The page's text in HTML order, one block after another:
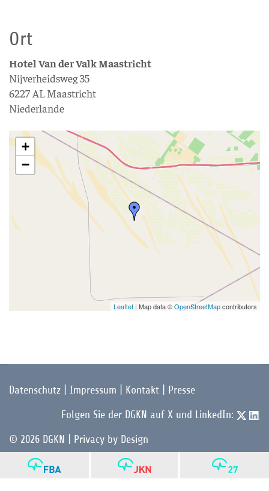
Ort
Hotel Van der Valk Maastricht
Nijverheidsweg 35
6227 AL Maastricht
Niederlande
+
−
Leaflet | Map data ©OpenStreetMapcontributors
Datenschutz Impressum Kontakt Presse
Folgen Sie der DGKN auf X und LinkedIn:
© 2026 DGKN | Privacy by Design